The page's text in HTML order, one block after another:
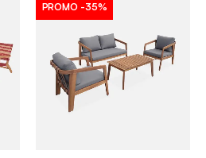
PROMO -35%